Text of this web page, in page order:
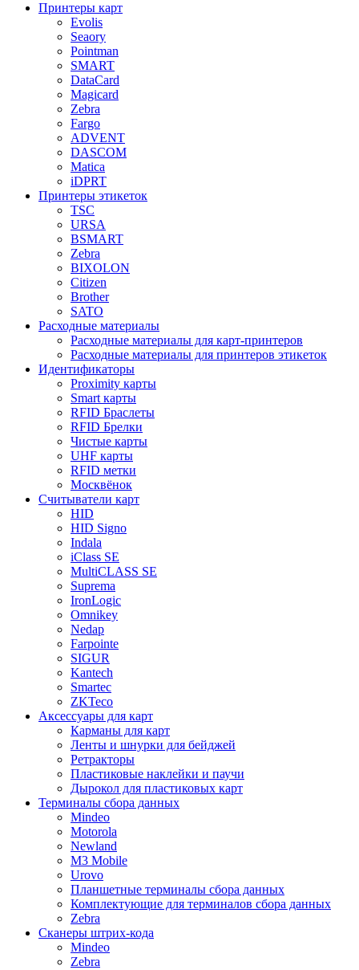
Принтеры карт
Evolis
Seaory
Pointman
SMART
DataCard
Magicard
Zebra
Fargo
ADVENT
DASCOM
Matica
iDPRT
Принтеры этикеток
TSC
URSA
BSMART
Zebra
BIXOLON
Citizen
Brother
SATO
Расходные материалы
Расходные материалы для карт-принтеров
Расходные материалы для принтеров этикеток
Идентификаторы
Proximity карты
Smart карты
RFID Браслеты
RFID Брелки
Чистые карты
UHF карты
RFID метки
Москвёнок
Считыватели карт
HID
HID Signo
Indala
iClass SE
MultiCLASS SE
Suprema
IronLogic
Omnikey
Nedap
Farpointe
SIGUR
Kantech
Smartec
ZKTeco
Аксессуары для карт
Карманы для карт
Ленты и шнурки для бейджей
Ретракторы
Пластиковые наклейки и паучи
Дырокол для пластиковых карт
Терминалы сбора данных
Mindeo
Motorola
Newland
M3 Mobile
Urovo
Планшетные терминалы сбора данных
Комплектующие для терминалов сбора данных
Zebra
Сканеры штрих-кода
Mindeo
Zebra